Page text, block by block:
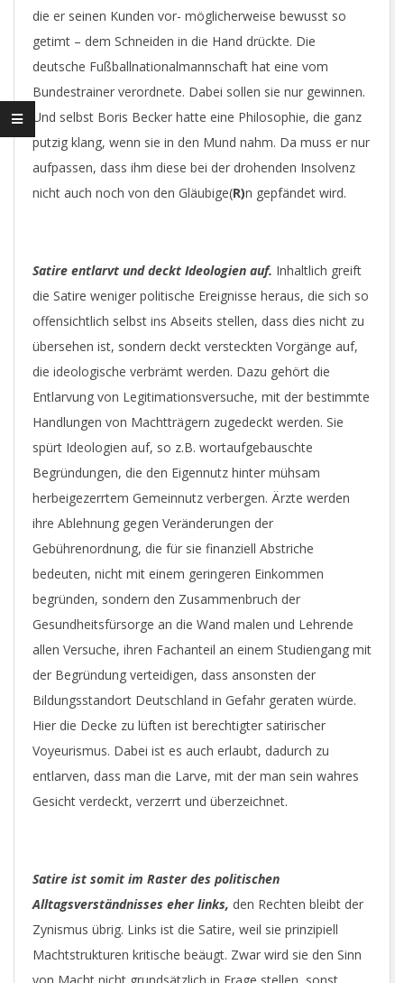
die er seinen Kunden vor- möglicherweise bewusst so
getimt – dem Schneiden in die Hand drückte. Die
deutsche Fußballnationalmannschaft hat eine vom
Bundestrainer verordnete. Dabei sollen sie nur gewinnen.
Und selbst Boris Becker hatte eine Philosophie, die ganz
putzig klang, wenn sie in den Mund nahm. Da muss er nur
aufpassen, dass ihm diese bei der drohenden Insolvenz
nicht auch noch von den Gläubige(R)n gepfändet wird.
Satire entlarvt und deckt Ideologien auf. Inhaltlich greift
die Satire weniger politische Ereignisse heraus, die sich so
offensichtlich selbst ins Abseits stellen, dass dies nicht zu
übersehen ist, sondern deckt versteckten Vorgänge auf,
die ideologische verbrämt werden. Dazu gehört die
Entlarvung von Legitimationsversuche, mit der bestimmte
Handlungen von Machtträgern zugedeckt werden. Sie
spürt Ideologien auf, so z.B. wortaufgebauschte
Begründungen, die den Eigennutz hinter mühsam
herbeigezerrtem Gemeinnutz verbergen. Ärzte werden
ihre Ablehnung gegen Veränderungen der
Gebührenordnung, die für sie finanziell Abstriche
bedeuten, nicht mit einem geringeren Einkommen
begründen, sondern den Zusammenbruch der
Gesundheitsfürsorge an die Wand malen und Lehrende
allen Versuche, ihren Fachanteil an einem Studiengang mit
der Begründung verteidigen, dass ansonsten der
Bildungsstandort Deutschland in Gefahr geraten würde.
Hier die Decke zu lüften ist berechtigter satirischer
Voyeurismus. Dabei ist es auch erlaubt, dadurch zu
entlarven, dass man die Larve, mit der man sein wahres
Gesicht verdeckt, verzerrt und überzeichnet.
Satire ist somit im Raster des politischen
Alltagsverständnisses eher links, den Rechten bleibt der
Zynismus übrig. Links ist die Satire, weil sie prinzipiell
Machtstrukturen kritische beäugt. Zwar wird sie den Sinn